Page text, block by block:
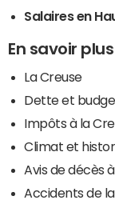
Salaires en
En savoir
La Creuse
Dette et
Impôts à la
Climat et
Avis de décès
Accidents de